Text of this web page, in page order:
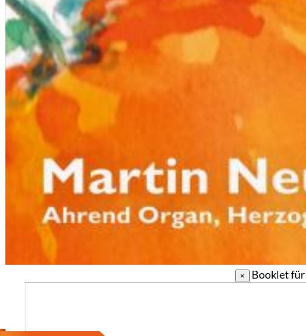
Dreamscapes II
Thomas Lemmer
Genre:Electronic
× Booklet für